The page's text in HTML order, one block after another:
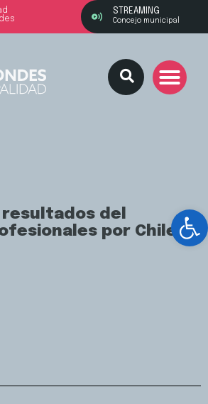
STREAMING
Concejo municipal
del
por Chile